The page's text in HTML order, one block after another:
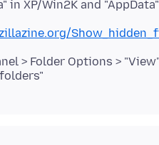
> Folder Options >